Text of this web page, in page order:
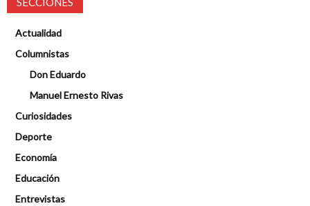
Actualidad
Columnistas
Don Eduardo
Manuel Ernesto Rivas
Curiosidades
Deporte
Economía
Educación
Entrevistas